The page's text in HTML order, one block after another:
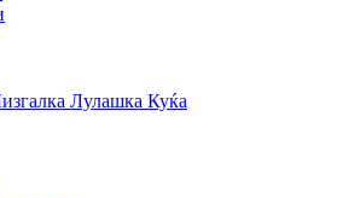
Лулашка Куќа